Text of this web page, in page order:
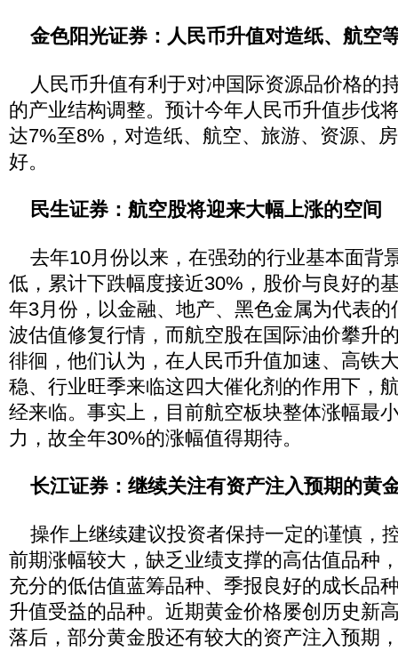
金色阳光证券：人民币升值对造纸、航空
人民币升值有利于对冲国际资源品价格的
的产业结构调整。预计今年人民币升值步伐
达7%至8%，对造纸、航空、旅游、资源、
好。
民生证券：航空股将迎来大幅上涨的空间
去年10月份以来，在强劲的行业基本面背
低，累计下跌幅度接近30%，股价与良好的
年3月份，以金融、地产、黑色金属为代表
波估值修复行情，而航空股在国际油价攀升
徘徊，他们认为，在人民币升值加速、高铁
稳、行业旺季来临这四大催化剂的作用下，
经来临。事实上，目前航空板块整体涨幅最
力，故全年30%的涨幅值得期待。
长江证券：继续关注有资产注入预期的黄
操作上继续建议投资者保持一定的谨慎，
前期涨幅较大，缺乏业绩支撑的高估值品种
充分的低估值蓝筹品种、季报良好的成长品
升值受益的品种。近期黄金价格屡创历史新
落后，部分黄金股还有较大的资产注入预期